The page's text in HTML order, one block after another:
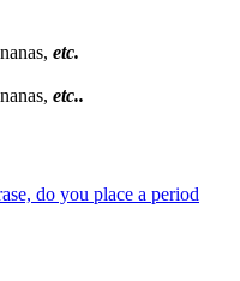
etc.
etc..
do you place a period